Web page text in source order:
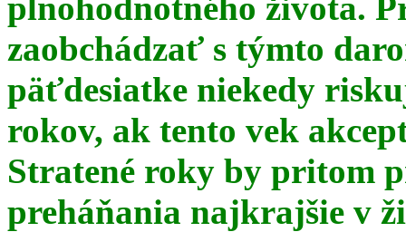
zaobchádzať s týmto
päťdesiatke niekedy
rokov, ak tento vek
Stratené roky by pritom
preháňania najkrajšie v